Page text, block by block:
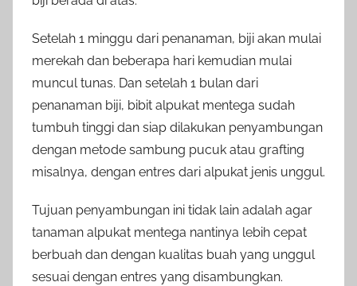
Setelah 1 minggu dari penanaman, biji akan mulai
merekah dan beberapa hari kemudian mulai
muncul tunas. Dan setelah 1 bulan dari
penanaman biji, bibit alpukat mentega sudah
tumbuh tinggi dan siap dilakukan penyambungan
dengan metode sambung pucuk atau grafting
misalnya, dengan entres dari alpukat jenis unggul.
Tujuan penyambungan ini tidak lain adalah agar
tanaman alpukat mentega nantinya lebih cepat
berbuah dan dengan kualitas buah yang unggul
sesuai dengan entres yang disambungkan.